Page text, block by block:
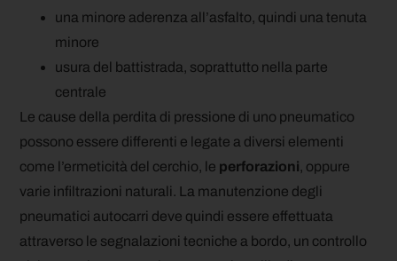
una minore aderenza all’asfalto, quindi una tenuta
minore
usura del battistrada, soprattutto nella parte
centrale
Le cause della perdita di pressione di uno pneumatico
possono essere differenti e legate a diversi elementi
come l’ermeticità del cerchio, le perforazioni, oppure
varie infiltrazioni naturali. La manutenzione degli
pneumatici autocarri deve quindi essere effettuata
attraverso le segnalazioni tecniche a bordo, un controllo